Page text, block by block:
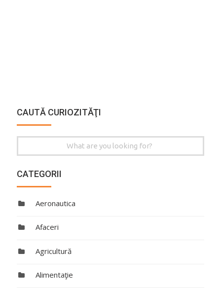
CAUTĂ CURIOZITĂŢI
for:
CATEGORII
Aeronautica
Afaceri
Agricultură
Alimentaţie